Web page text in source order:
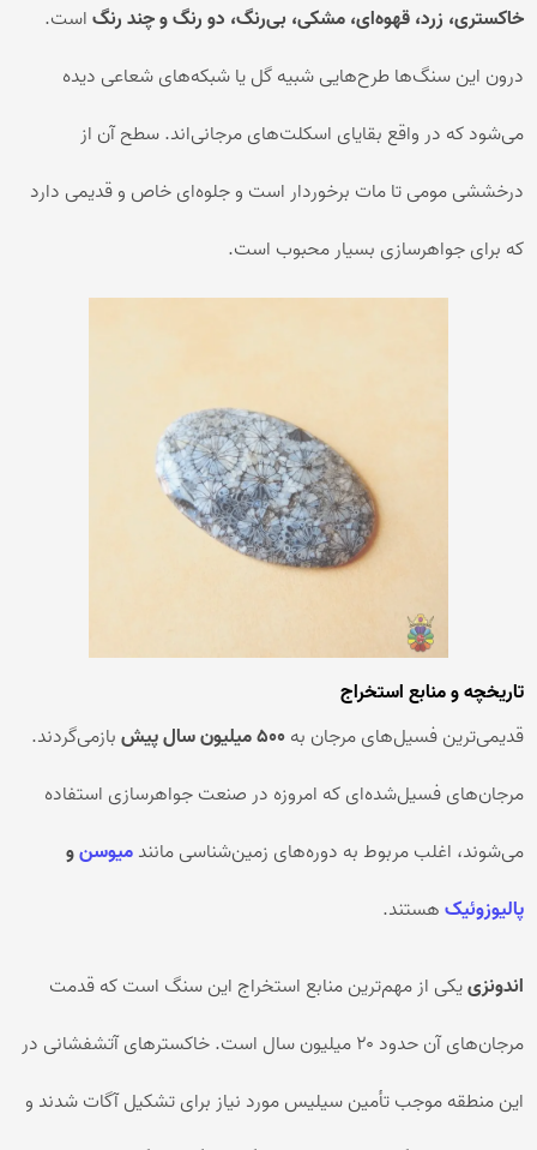
خاکستری، زرد، قهوه‌ای، مشکی، بی‌رنگ، دو رنگ و چند رنگاست.
درون این سنگ‌ها طرح‌هایی شبیه گل یا شبکه‌های شعاعی دیده
می‌شود که در واقع بقایای اسکلت‌های مرجانی‌اند. سطح آن از
درخششی مومی تا مات برخوردار است و جلوه‌ای خاص و قدیمی دارد
که برای جواهرسازی بسیار محبوب است.
تاریخچه و منابع استخراج
قدیمی‌ترین فسیل‌های مرجان به۵۰۰ میلیون سال پیش
بازمی‌گردند.
مرجان‌های فسیل‌شده‌ای که امروزه در صنعت جواهرسازی استفاده
می‌شوند، اغلب مربوط به دوره‌های زمین‌شناسی مانندمیوسنو
پالیوزوئیکهستند.
اندونزییکی از مهم‌ترین منابع استخراج این سنگ است که قدمت
مرجان‌های آن حدود ۲۰ میلیون سال است. خاکسترهای آتشفشانی در
این منطقه موجب تأمین سیلیس مورد نیاز برای تشکیل آگات شدند و